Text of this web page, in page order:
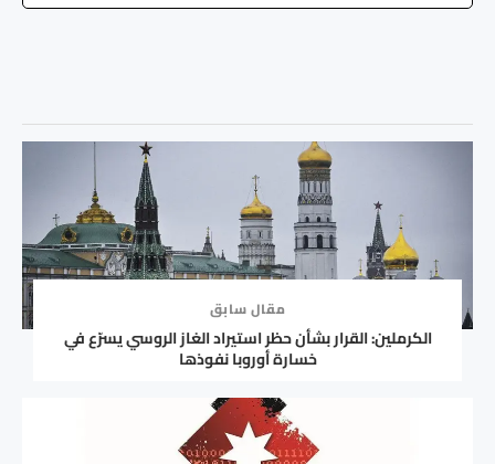
مقال سابق
الكرملين: القرار بشأن حظر استيراد الغاز الروسي يسرّع في
خسارة أوروبا نفوذها